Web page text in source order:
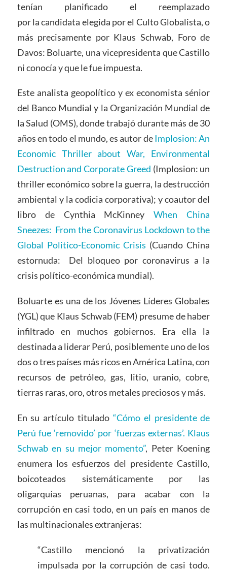
tenían planificado el reemplazado
por la candidata elegida por el Culto Globalista, o
más precisamente por Klaus Schwab, Foro de
Davos: Boluarte, una vicepresidenta que Castillo
ni conocía y que le fue impuesta.
Este analista geopolítico y ex economista sénior
del Banco Mundial y la Organización Mundial de
la Salud (OMS), donde trabajó durante más de 30
años en todo el mundo, es autor deImplosion: An
Economic Thriller about War, Environmental
Destruction and Corporate Greed (Implosion: un
thriller económico sobre la guerra, la destrucción
ambiental y la codicia corporativa); y coautor del
libro de Cynthia McKinneyWhen China
Sneezes: From the Coronavirus Lockdown to the
Global Politico-Economic Crisis (Cuando China
estornuda: Del bloqueo por coronavirus a la
crisis político-económica mundial).
Boluarte es una de los Jóvenes Líderes Globales
(YGL) que Klaus Schwab (FEM) presume de haber
infiltrado en muchos gobiernos. Era ella la
destinada a liderar Perú, posiblemente uno de los
dos o tres países más ricos en América Latina, con
recursos de petróleo, gas, litio, uranio, cobre,
tierras raras, oro, otros metales preciosos y más.
En su artículo titulado “Cómo el presidente de
Perú fue ‘removido’ por ‘fuerzas externas’. Klaus
Schwab en su mejor momento”, Peter Koening
enumera los esfuerzos del presidente Castillo,
boicoteados sistemáticamente por las
oligarquías peruanas, para acabar con la
corrupción en casi todo, en un país en manos de
las multinacionales extranjeras:
“Castillo mencionó la privatización
impulsada por la corrupción de casi todo.